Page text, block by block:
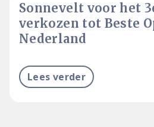
Sonnevelt voor het
verkozen tot Beste
Nederland
Lees verder